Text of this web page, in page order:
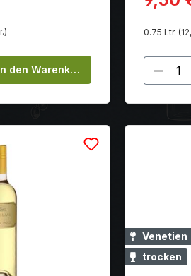
Vorspeisen zu
oder
%Restzucker:
lAllergene: Sulfite
Gib den
den Warenkorb
einem
0.75 Ltr.
Venetien
trocken